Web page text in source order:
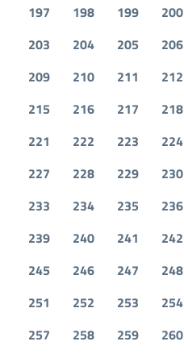
197 198 199 200
203
204 205 206
209
210 211 212
215
216 217 218
221
222 223 224
227
228 229 230
233
234 235 236
239
240 241 242
245
246 247 248
251
252 253 254
257
258 259 260